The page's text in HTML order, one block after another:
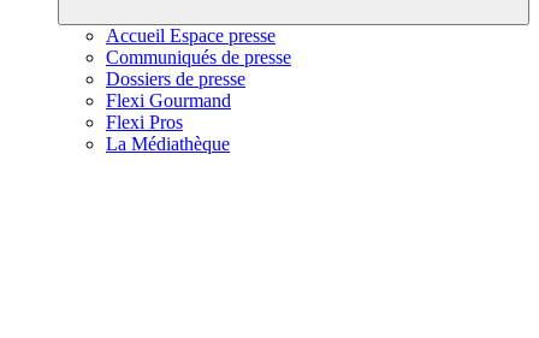
Accueil Espace presse
Communiqués de presse
Dossiers de presse
Flexi Gourmand
Flexi Pros
La Médiathèque